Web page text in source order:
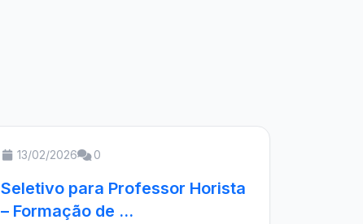
13/02/2026 0
Seletivo para Professor Horista
– Formação de ...